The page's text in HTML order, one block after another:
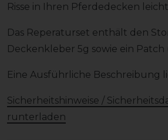
Risse in Ihren Pferdedecken
Das Reperaturset enthält den
Deckenkleber 5g sowie ein Patch
Eine Ausführliche Beschreibung
Sicherheitshinweise /
runterladen